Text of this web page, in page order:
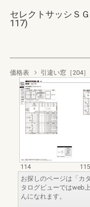
セレクトサッシＳ
117)
価格表 引違い窓［204］
114
115
お探しのページは「カ
タログビューではweb
んになれます。